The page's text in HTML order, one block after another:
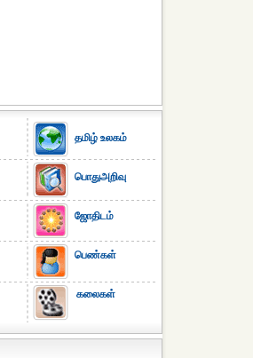
தமிழ் உலகம்
பொதுஅறிவு
ஜோதிடம்
பெண்கள்
கலைகள்